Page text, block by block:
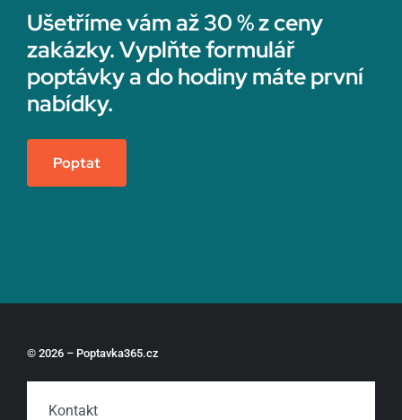
Ušetříme vám až 30 % z ceny
zakázky. Vyplňte formulář
poptávky a do hodiny máte první
nabídky.
Poptat
© 2026 – Poptavka365.cz
Kontakt